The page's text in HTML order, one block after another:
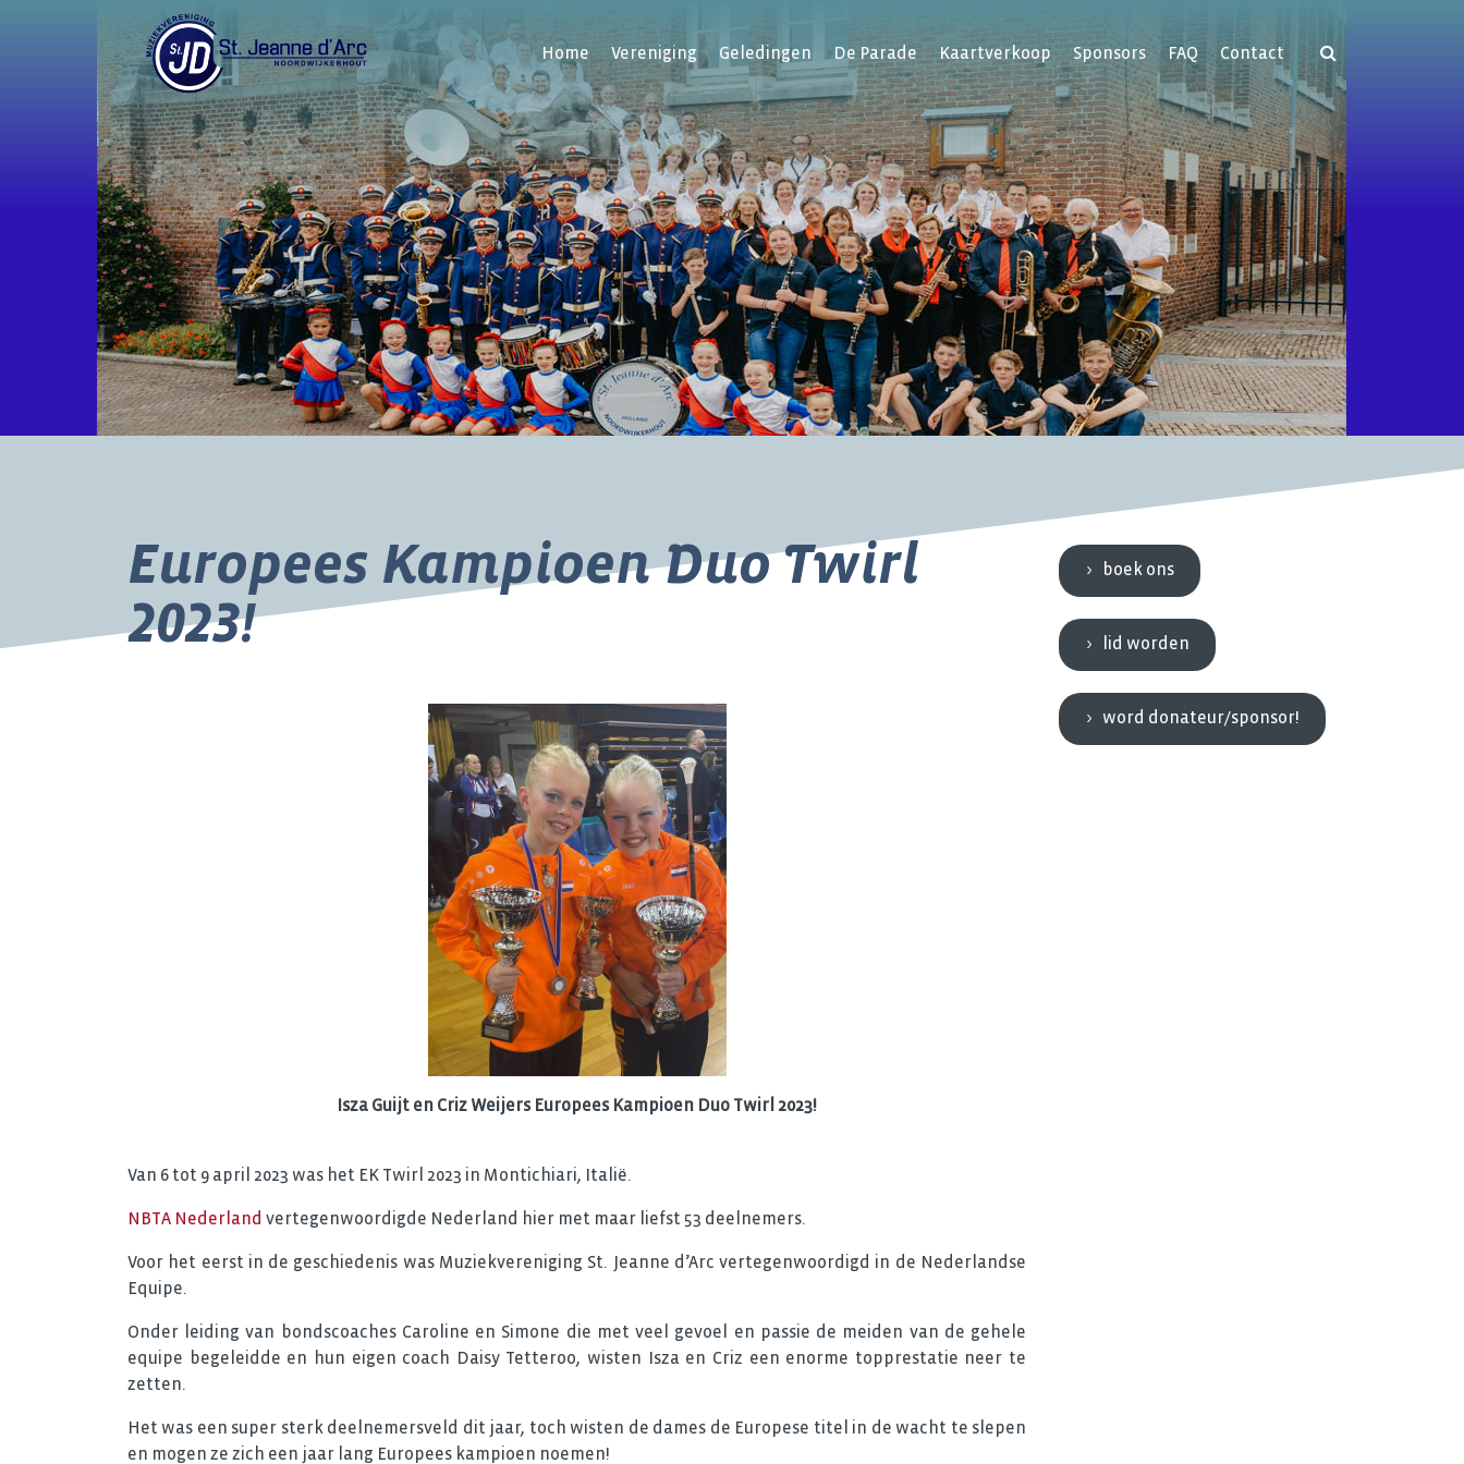
Home Vereniging Geledingen De Parade Kaartverkoop Sponsors FAQ Contact
Europees Kampioen Duo Twirl
2023!
Isza Guijt en Criz Weijers Europees Kampioen Duo Twirl 2023!
Van 6 tot 9 april 2023 was het EK Twirl 2023 in Montichiari, Italië.
NBTA Nederland vertegenwoordigde Nederland hier met maar liefst 53 deelnemers.
Voor het eerst in de geschiedenis was Muziekvereniging St. Jeanne d’Arc vertegenwoordigd in de Nederlandse
Equipe.
Onder leiding van bondscoaches Caroline en Simone die met veel gevoel en passie de meiden van de gehele
equipe begeleidde en hun eigen coach Daisy Tetteroo, wisten Isza en Criz een enorme topprestatie neer te
zetten.
Het was een super sterk deelnemersveld dit jaar, toch wisten de dames de Europese titel in de wacht te slepen
en mogen ze zich een jaar lang Europees kampioen noemen!
boek ons
lid worden
word donateur/sponsor!